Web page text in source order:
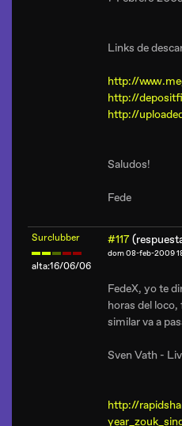
Links de
http://
http://
http://
Saludos!
Fede
Surclubber
alta:16/06/06
#117
dom 08-feb-2009
FedeX, yo te
horas del
similar va a
Sven Vath -
http://